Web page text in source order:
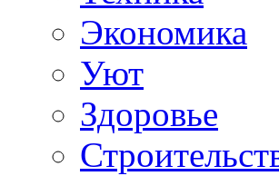
Экономика
Уют
Здоровье